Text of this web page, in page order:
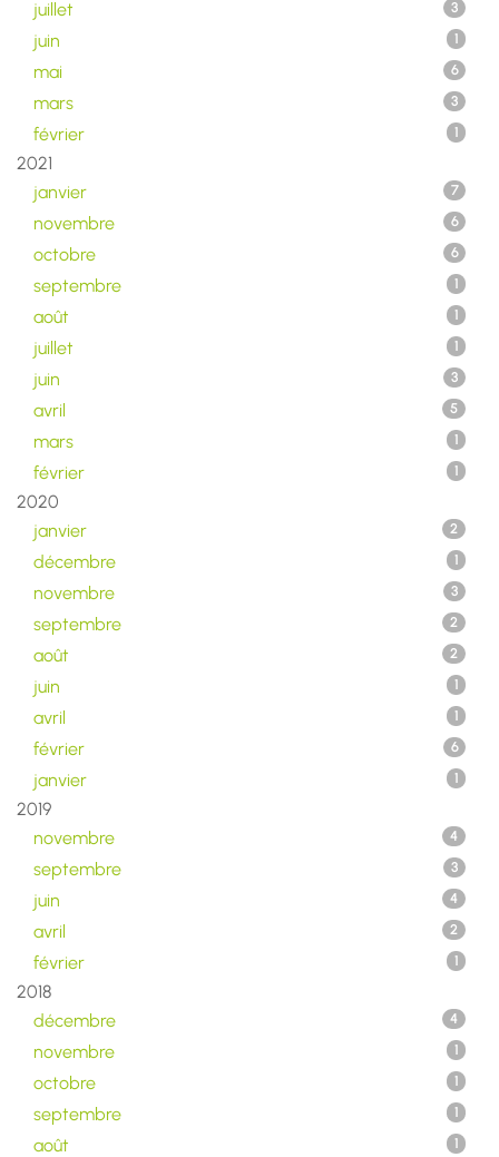
juillet 3
juin 1
mai 6
mars 3
février 1
2021
janvier
7
novembre 6
octobre 6
septembre 1
août 1
juillet 1
juin 3
avril 5
mars 1
février 1
2020
janvier
2
décembre 1
novembre 3
septembre 2
août 2
juin 1
avril 1
février 6
janvier 1
2019
novembre
4
septembre 3
juin 4
avril 2
février 1
2018
décembre
4
novembre 1
octobre 1
septembre 1
août 1